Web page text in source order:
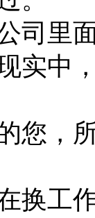
司里
实中
您，
换工